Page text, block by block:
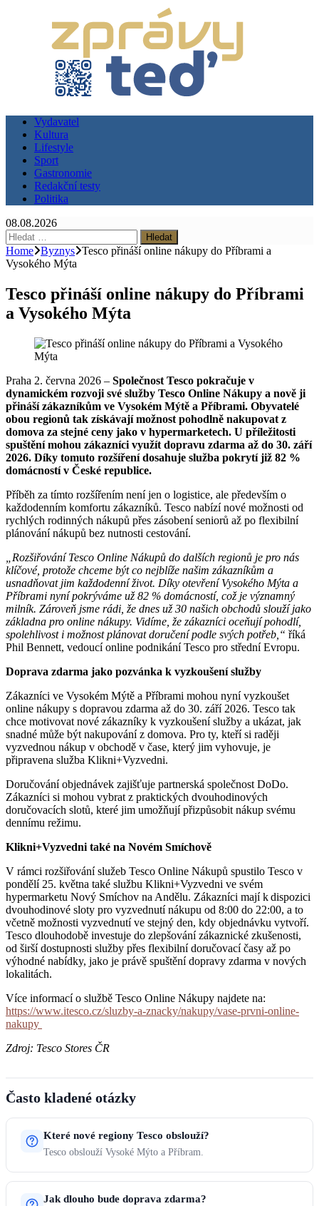
Vydavatel
Kultura
Lifestyle
Sport
Gastronomie
Redakční testy
Politika
08.08.2026
Vyhledávání
Home Byznys Tesco přináší online nákupy do Příbrami a
Vysokého Mýta
Tesco přináší online nákupy do Příbrami
a Vysokého Mýta
Praha 2. června 2026 – Společnost Tesco pokračuje v
dynamickém rozvoji své služby Tesco Online Nákupy a nově ji
přináší zákazníkům ve Vysokém Mýtě a Příbrami. Obyvatelé
obou regionů tak získávají možnost pohodlně nakupovat z
domova za stejné ceny jako v hypermarketech. U příležitosti
spuštění mohou zákazníci využít dopravu zdarma až do 30. září
2026. Díky tomuto rozšíření dosahuje služba pokrytí již 82 %
domácností v České republice.
Příběh za tímto rozšířením není jen o logistice, ale především o
každodenním komfortu zákazníků. Tesco nabízí nové možnosti od
rychlých rodinných nákupů přes zásobení seniorů až po flexibilní
plánování nákupů bez nutnosti cestování.
„Rozšiřování Tesco Online Nákupů do dalších regionů je pro nás
klíčové, protože chceme být co nejblíže našim zákazníkům a
usnadňovat jim každodenní život. Díky otevření Vysokého Mýta a
Příbrami nyní pokrýváme už 82 % domácností, což je významný
milník. Zároveň jsme rádi, že dnes už 30 našich obchodů slouží jako
základna pro online nákupy. Vidíme, že zákazníci oceňují pohodlí,
spolehlivost i možnost plánovat doručení podle svých potřeb,“ říká
Phil Bennett, vedoucí online podnikání Tesco pro střední Evropu.
Doprava zdarma jako pozvánka k vyzkoušení služby
Zákazníci ve Vysokém Mýtě a Příbrami mohou nyní vyzkoušet
online nákupy s dopravou zdarma až do 30. září 2026. Tesco tak
chce motivovat nové zákazníky k vyzkoušení služby a ukázat, jak
snadné může být nakupování z domova. Pro ty, kteří si raději
vyzvednou nákup v obchodě v čase, který jim vyhovuje, je
připravena služba Klikni+Vyzvedni.
Doručování objednávek zajišťuje partnerská společnost DoDo.
Zákazníci si mohou vybrat z praktických dvouhodinových
doručovacích slotů, které jim umožňují přizpůsobit nákup svému
dennímu režimu.
Klikni+Vyzvedni také na Novém Smíchově
V rámci rozšiřování služeb Tesco Online Nákupů spustilo Tesco v
pondělí 25. května také službu Klikni+Vyzvedni ve svém
hypermarketu Nový Smíchov na Andělu. Zákazníci mají k dispozici
dvouhodinové sloty pro vyzvednutí nákupu od 8:00 do 22:00, a to
včetně možnosti vyzvednutí ve stejný den, kdy objednávku vytvoří.
Tesco dlouhodobě investuje do zlepšování zákaznické zkušenosti,
od širší dostupnosti služby přes flexibilní doručovací časy až po
výhodné nabídky, jako je právě spuštění dopravy zdarma v nových
lokalitách.
Více informací o službě Tesco Online Nákupy najdete na:
https://www.itesco.cz/sluzby-a-znacky/nakupy/vase-prvni-online-
nakupy
Zdroj: Tesco Stores ČR
Často kladené otázky
Které nové regiony Tesco obslouží?
Tesco obslouží Vysoké Mýto a Příbram.
Jak dlouho bude doprava zdarma?